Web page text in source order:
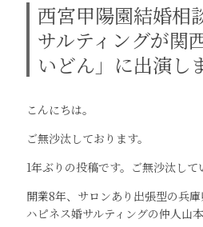
西宮甲陽園結婚相
サルティングが関
いどん」に出演し
こんにちは。
ご無沙汰しております。
1年ぶりの投稿です。ご無沙汰して
開業8年、サロンあり出張型の兵
ハピネス婚サルティングの仲人山本